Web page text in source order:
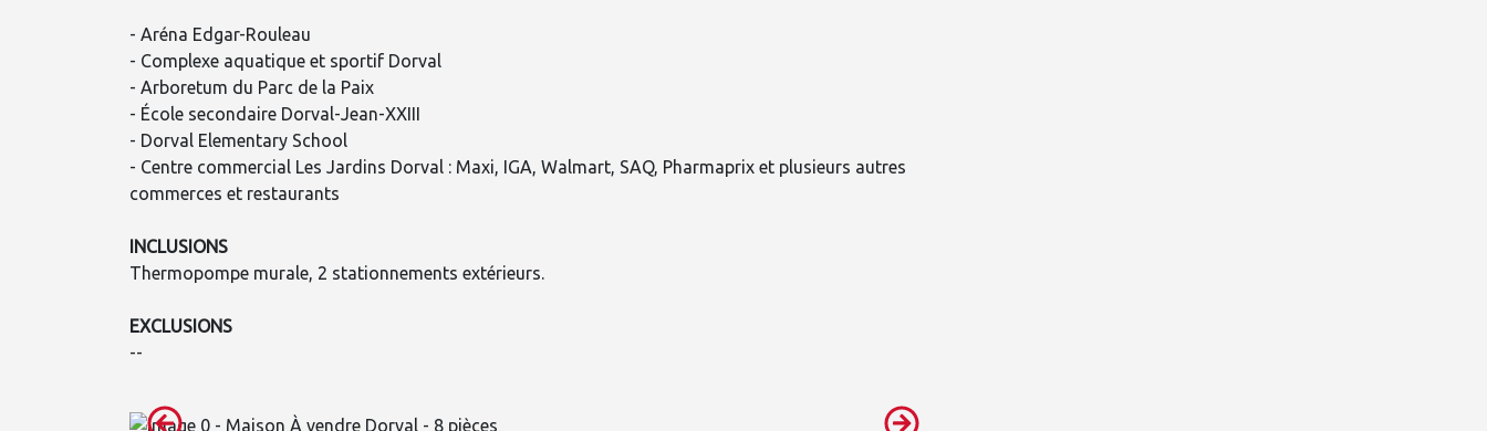
- Aréna Edgar-Rouleau
- Complexe aquatique et sportif Dorval
- Arboretum du Parc de la Paix
- École secondaire Dorval-Jean-XXIII
- Dorval Elementary School
- Centre commercial Les Jardins Dorval : Maxi, IGA, Walmart, SAQ, Pharmaprix et plusieurs autres
commerces et restaurants
INCLUSIONS
Thermopompe murale, 2 stationnements extérieurs.
EXCLUSIONS
--